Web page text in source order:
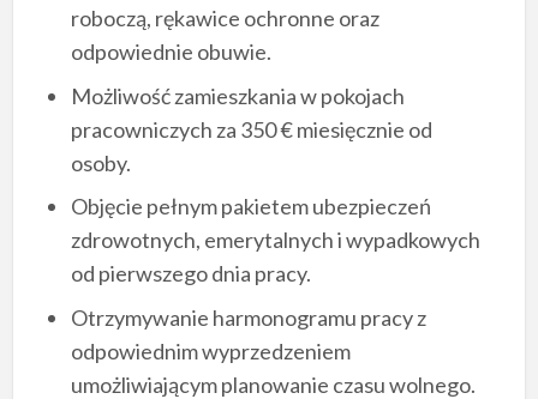
roboczą, rękawice ochronne oraz
odpowiednie obuwie.
Możliwość zamieszkania w pokojach
pracowniczych za 350 € miesięcznie od
osoby.
Objęcie pełnym pakietem ubezpieczeń
zdrowotnych, emerytalnych i wypadkowych
od pierwszego dnia pracy.
Otrzymywanie harmonogramu pracy z
odpowiednim wyprzedzeniem
umożliwiającym planowanie czasu wolnego.